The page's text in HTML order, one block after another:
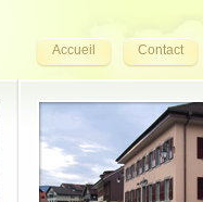
Accueil Contact